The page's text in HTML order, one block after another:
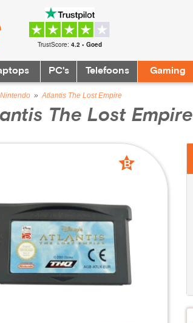
TrustScore: 4.2 • Goed
PC's Telefoons Gaming
Nintendo » Atlantis The Lost Empire
The Lost Empire
B